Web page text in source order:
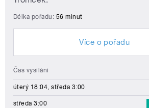
Délka pořadu: 56 minut
Více o pořadu
Čas vysílání
úterý 18:04, středa 3:00
středa 3:00